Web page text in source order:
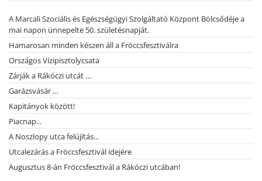
A Marcali Szociális és Egészségügyi Szolgáltató Központ Bölcsődéje a
mai napon ünnepelte 50. születésnapját.
Hamarosan minden készen áll a Fröccsfesztiválra
Országos Vízipisztolycsata
Zárják a Rákóczi utcát …
Garázsvásár …
Kapitányok között!
Piacnap...
A Noszlopy utca felújítás…
Utcalezárás a Fröccsfesztivál idejére
Augusztus 8-án Fröccsfesztivál a Rákóczi utcában!